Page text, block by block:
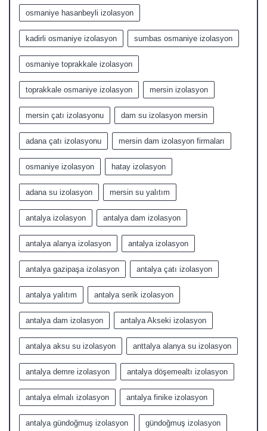
osmaniye hasanbeyli izolasyon
kadirli osmaniye izolasyon sumbas osmaniye izolasyon
osmaniye toprakkale izolasyon
toprakkale osmaniye izolasyon mersin izolasyon
mersin çatı izolasyonu dam su izolasyon mersin
adana çatı izolasyonu mersin dam izolasyon firmaları
osmaniye izolasyon hatay izolasyon
adana su izolasyon mersin su yalıtım
antalya izolasyon antalya dam izolasyon
antalya alanya izolasyon antalya izolasyon
antalya gazipaşa izolasyon antalya çatı izolasyon
antalya yalıtım antalya serik izolasyon
antalya dam izolasyon antalya Akseki izolasyon
antalya aksu su izolasyon anttalya alanya su izolasyon
antalya demre izolasyon antalya döşemealtı izolasyon
antalya elmalı izolasyon antalya finike izolasyon
antalya gündoğmuş izolasyon gündoğmuş izolasyon